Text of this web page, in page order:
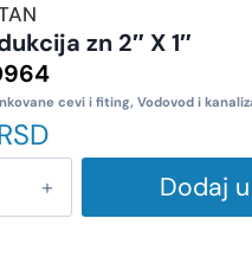
zn 2″ X 1″
cevi i fiting, Vodovod i
Dodaj